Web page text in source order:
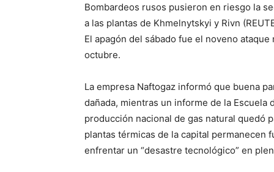
Bombardeos rusos pusieron en riesgo la
a las plantas de Khmelnytskyi y Rivn
El apagón del sábado fue el noveno
octubre.
La empresa Naftogaz informó que buena
dañada, mientras un informe de la Escuela
producción nacional de gas natural quedó
plantas térmicas de la capital permanecen
enfrentar un “desastre tecnológico” en